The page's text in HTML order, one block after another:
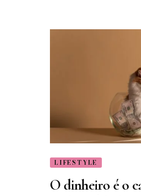
LIFESTYLE
O dinheiro é o